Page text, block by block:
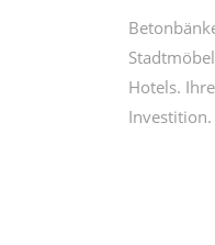
Hotels.
Investition.